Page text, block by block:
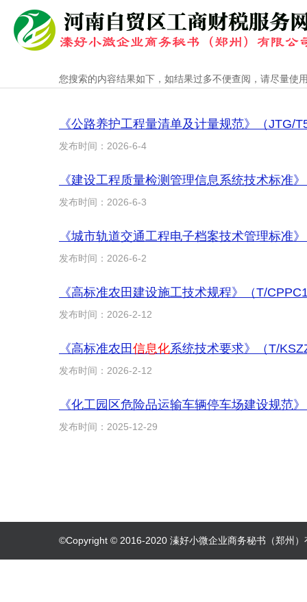
您搜索的内容结果如下，如结果过多不便查阅，请尽量使
《公路养护工程量清单及计量规范》（
发布时间：2026-6-4
《建设工程质量检测管理信息系统技术标准
发布时间：2026-6-3
《城市轨道交通工程电子档案技术管理标准
发布时间：2026-6-2
《高标准农田建设施工技术规程》（T/
发布时间：2026-2-12
《高标准农田 信息化系统技术要求》（T/
发布时间：2026-2-12
发布时间：2025-12-29
©Copyright © 2016-2020 溱好小微企业商务秘书（郑州）